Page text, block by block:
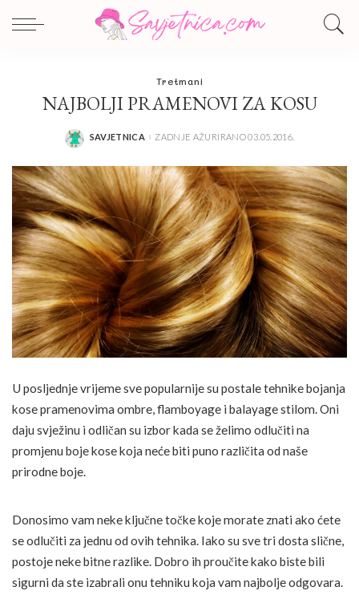
Tretmani
NAJBOLJI PRAMENOVI ZA KOSU
POSTED
SAVJETNICA ZADNJE AŽURIRANO 03.05.2016.
U posljednje vrijeme sve popularnije su postale tehnike bojanja
kose pramenovima ombre, flamboyage i balayage stilom. Oni
daju svježinu i odličan su izbor kada se želimo odlučiti na
promjenu boje kose koja neće biti puno različita od naše
prirodne boje.
Donosimo vam neke ključne točke koje morate znati ako ćete
se odlučiti za jednu od ovih tehnika. Iako su sve tri dosta slične,
postoje neke bitne razlike. Dobro ih proučite kako biste bili
sigurni da ste izabrali onu tehniku koja vam najbolje odgovara.